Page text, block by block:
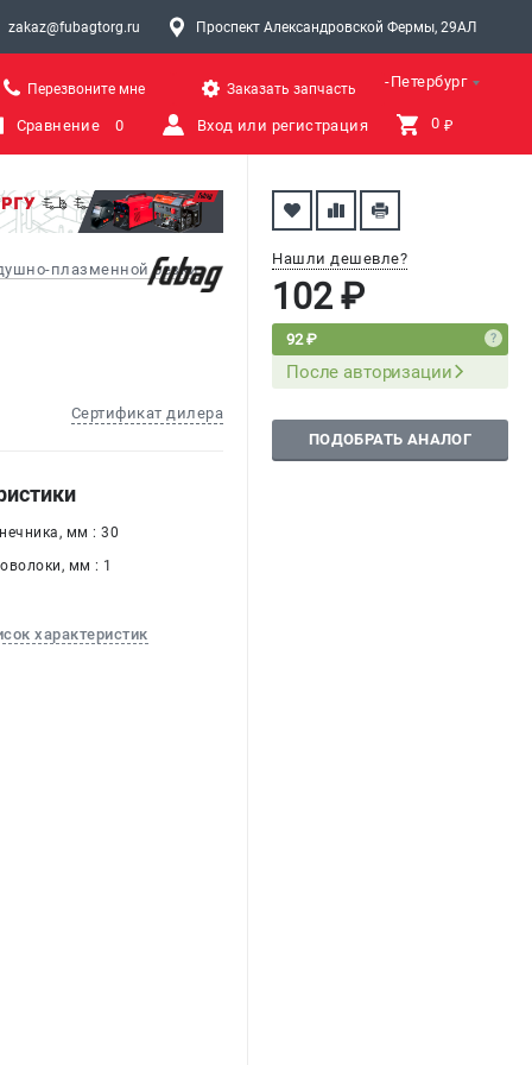
zakaz@fubagtorg.ru Проспект Александровской Фермы, 29АЛ
Санкт-Петербург
Перезвоните мне Заказать запчасть
Сравнение 0 Вход или регистрация 0 ₽
плазменной резки
Сертификат дилера
Нашли дешевле?
102 ₽
92 ₽
После авторизации
ПОДОБРАТЬ АНАЛОГ
мм : 30
мм : 1
характеристик